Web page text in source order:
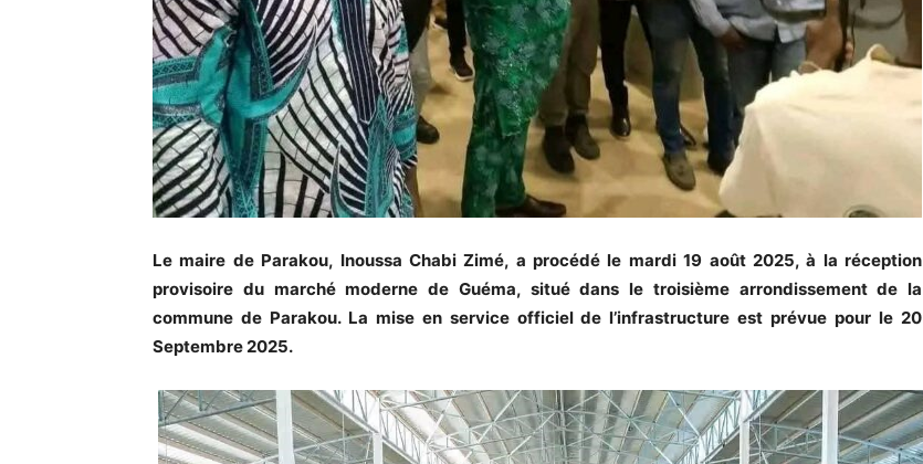
Le maire de Parakou, Inoussa Chabi Zimé, a procédé le mardi 19 août 2025, à la réception
provisoire du marché moderne de Guéma, situé dans le troisième arrondissement de la
commune de Parakou. La mise en service officiel de l’infrastructure est prévue pour le 20
Septembre 2025.